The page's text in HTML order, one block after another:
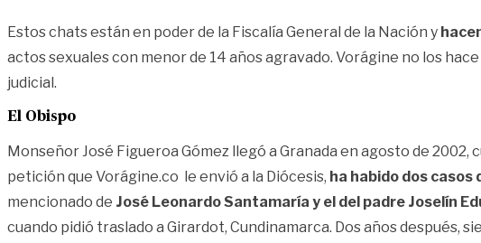
Estos chats están en poder de la Fiscalía General de la Nación y
actos sexuales con menor de 14 años agravado. Vorágine no los
judicial.
El Obispo
Monseñor José Figueroa Gómez llegó a Granada en agosto de
petición que Vorágine.co le envió a la Diócesis, ha habido dos casos
mencionado de José Leonardo Santamaría y el del padre Joselín
cuando pidió traslado a Girardot, Cundinamarca. Dos años después,